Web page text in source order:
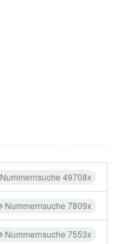
Nummernsuche 49708x
Nummernsuche 7809x
Nummernsuche 7553x